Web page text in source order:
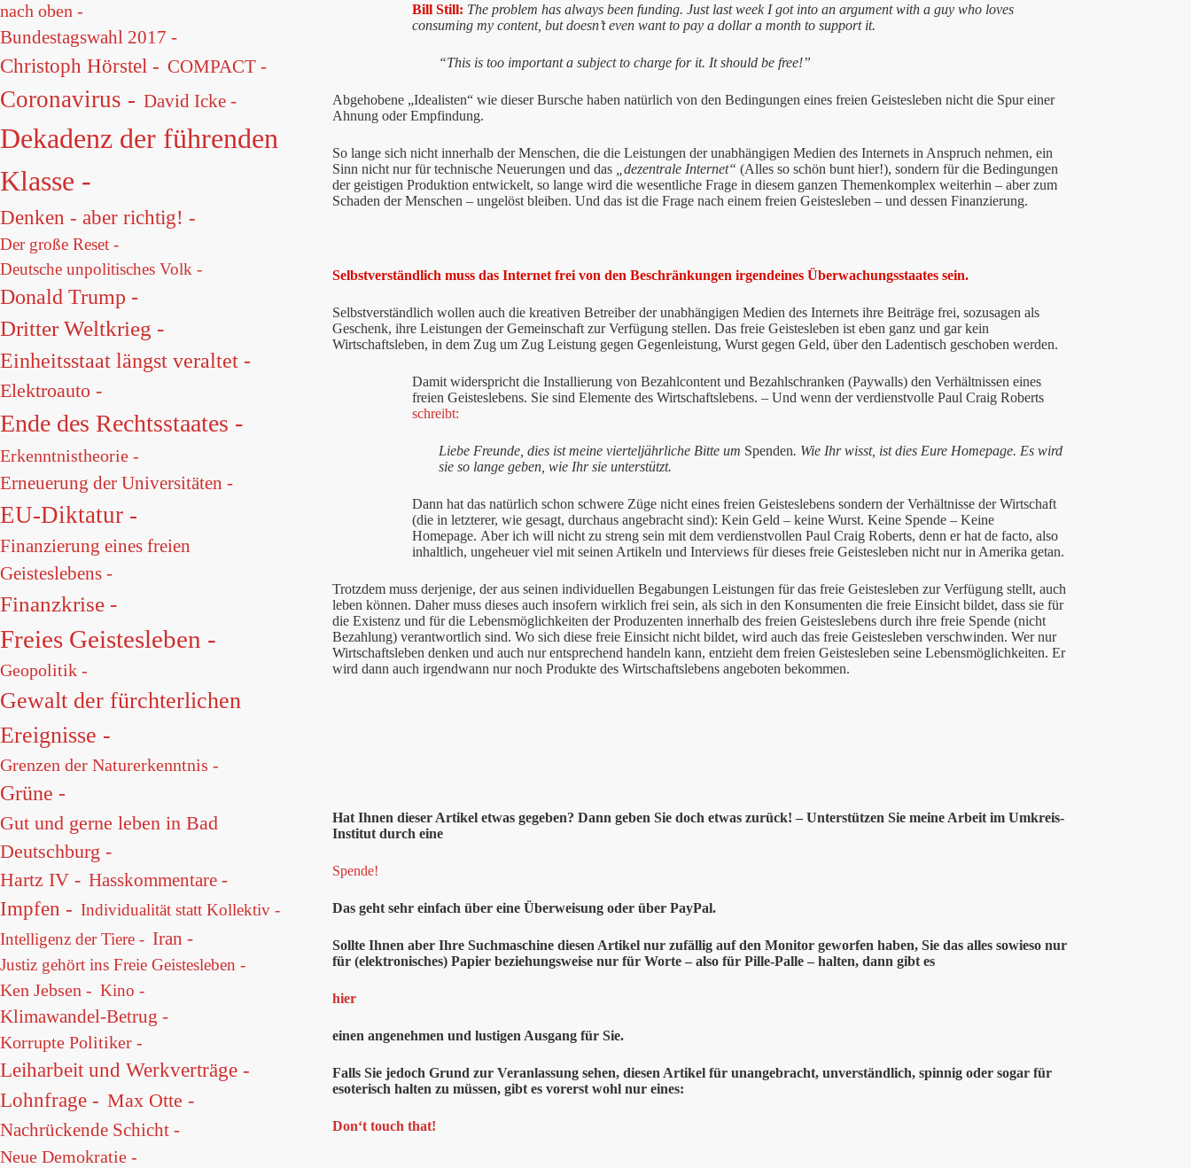
Bill Still: The problem has always been funding. Just last week I got into an argument with a guy who loves
consuming my content, but doesn’t even want to pay a dollar a month to support it.
“This is too important a subject to charge for it. It should be free!”
Abgehobene „Idealisten“ wie dieser Bursche haben natürlich von den Bedingungen eines freien Geistesleben nicht die Spur einer
Ahnung oder Empfindung.
So lange sich nicht innerhalb der Menschen, die die Leistungen der unabhängigen Medien des Internets in Anspruch nehmen, ein
Sinn nicht nur für technische Neuerungen und das
„dezentrale Internet“ (Alles so schön bunt hier!), sondern für die Bedingungen
der geistigen Produktion entwickelt, so lange wird die wesentliche Frage in diesem ganzen Themenkomplex weiterhin – aber zum
Schaden der Menschen – ungelöst bleiben. Und das ist die Frage nach einem freien Geistesleben – und dessen Finanzierung.
Selbstverständlich muss das Internet frei von den Beschränkungen irgendeines Überwachungsstaates sein.
Selbstverständlich wollen auch die kreativen Betreiber der unabhängigen Medien des Internets ihre Beiträge frei, sozusagen als
Geschenk, ihre Leistungen der Gemeinschaft zur Verfügung stellen. Das freie Geistesleben ist eben ganz und gar kein
Wirtschaftsleben, in dem Zug um Zug Leistung gegen Gegenleistung, Wurst gegen Geld, über den Ladentisch geschoben werden.
Damit widerspricht die Installierung von Bezahlcontent und Bezahlschranken (Paywalls) den Verhältnissen eines
freien Geisteslebens. Sie sind Elemente des Wirtschaftslebens. – Und wenn der verdienstvolle Paul Craig Roberts
schreibt:
Liebe Freunde, dies ist meine vierteljährliche Bitte um Spenden. Wie Ihr wisst, ist dies Eure Homepage. Es wird
sie so lange geben, wie Ihr sie unterstützt.
Dann hat das natürlich schon schwere Züge nicht eines freien Geisteslebens sondern der Verhältnisse der Wirtschaft
(die in letzterer, wie gesagt, durchaus angebracht sind): Kein Geld – keine Wurst. Keine Spende – Keine
Homepage. Aber ich will nicht zu streng sein mit dem verdienstvollen Paul Craig Roberts, denn er hat de facto, also
inhaltlich, ungeheuer viel mit seinen Artikeln und Interviews für dieses freie Geistesleben nicht nur in Amerika getan.
Trotzdem muss derjenige, der aus seinen individuellen Begabungen Leistungen für das freie Geistesleben zur Verfügung stellt, auch
leben können. Daher muss dieses auch insofern wirklich frei sein, als sich in den Konsumenten die freie Einsicht bildet, dass sie für
die Existenz und für die Lebensmöglichkeiten der Produzenten innerhalb des freien Geisteslebens durch ihre freie Spende (nicht
Bezahlung) verantwortlich sind. Wo sich diese freie Einsicht nicht bildet, wird auch das freie Geistesleben verschwinden. Wer nur
Wirtschaftsleben denken und auch nur entsprechend handeln kann, entzieht dem freien Geistesleben seine Lebensmöglichkeiten. Er
wird dann auch irgendwann nur noch Produkte des Wirtschaftslebens angeboten bekommen.
Hat Ihnen dieserArtikel etwas gegeben? Dann geben Sie doch etwas zurück! – Unterstützen Sie meine Arbeit im Umkreis-
Institut durch eine
Spende!
Das geht sehr einfach über eine Überweisung oder über PayPal.
Sollte Ihnen aber Ihre Suchmaschine diesen Artikel nur zufällig auf den Monitor geworfen haben, Sie das alles sowieso nur
für (elektronisches) Papier beziehungsweise nur für Worte – also für Pille-Palle – halten, dann gibt es
hier
einen angenehmen und lustigen Ausgang für Sie.
Falls Sie jedoch Grund zur Veranlassung sehen, diesen Artikel für unangebracht, unverständlich, spinnig oder sogar für
esoterisch halten zu müssen, gibt es vorerst wohl nur eines:
Don‘t touch that!
nach oben -
Bundestagswahl 2017 -
Christoph Hörstel - COMPACT -
Coronavirus - David Icke -
Dekadenz der führenden
Klasse -
Denken - aber richtig! -
Der große Reset -
Deutsche unpolitisches Volk -
Donald Trump -
Dritter Weltkrieg -
Einheitsstaat längst veraltet -
Elektroauto -
Ende des Rechtsstaates -
Erkenntnistheorie -
Erneuerung der Universitäten -
EU-Diktatur -
Finanzierung eines freien
Geisteslebens -
Finanzkrise -
Freies Geistesleben -
Geopolitik -
Gewalt der fürchterlichen
Ereignisse -
Grenzen der Naturerkenntnis -
Grüne -
Gut und gerne leben in Bad
Deutschburg -
Hartz IV - Hasskommentare -
Impfen - Individualität statt Kollektiv -
Intelligenz der Tiere - Iran -
Justiz gehört ins Freie Geistesleben -
Ken Jebsen - Kino -
Klimawandel-Betrug -
Korrupte Politiker -
Leiharbeit und Werkverträge -
Lohnfrage - Max Otte -
Nachrückende Schicht -
Neue Demokratie -